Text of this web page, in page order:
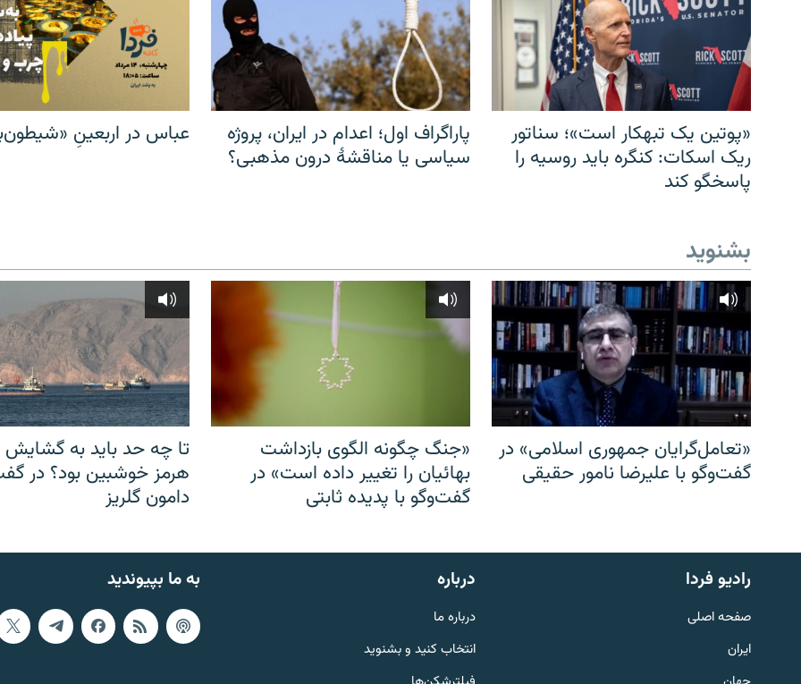
English
به ما بپیوندید
«پوتین یک تبهکار است»؛ سناتور
ریک اسکات: کنگره باید روسیه را
پاسخگو کند
پاراگراف اول؛ اعدام در ایران، پروژه
سیاسی یا مناقشهٔ درون مذهبی؟
عباس در اربعینِ
بشنوید
«تعامل‌گرایان جمهوری اسلامی» در
گفت‌وگو با علیرضا نامور حقیقی
«جنگ چگونه الگوی بازداشت
بهائیان را تغییر داده است» در
گفت‌وگو با پدیده ثابتی
تا چه حد باید به گشایش
هرمز خوشبین بود؟ در
دامون گلریز
به ما بپیوندید رادیو فردا
صفحه اصلی
ایران
درباره
درباره ما
انتخاب کنید و بشنوید